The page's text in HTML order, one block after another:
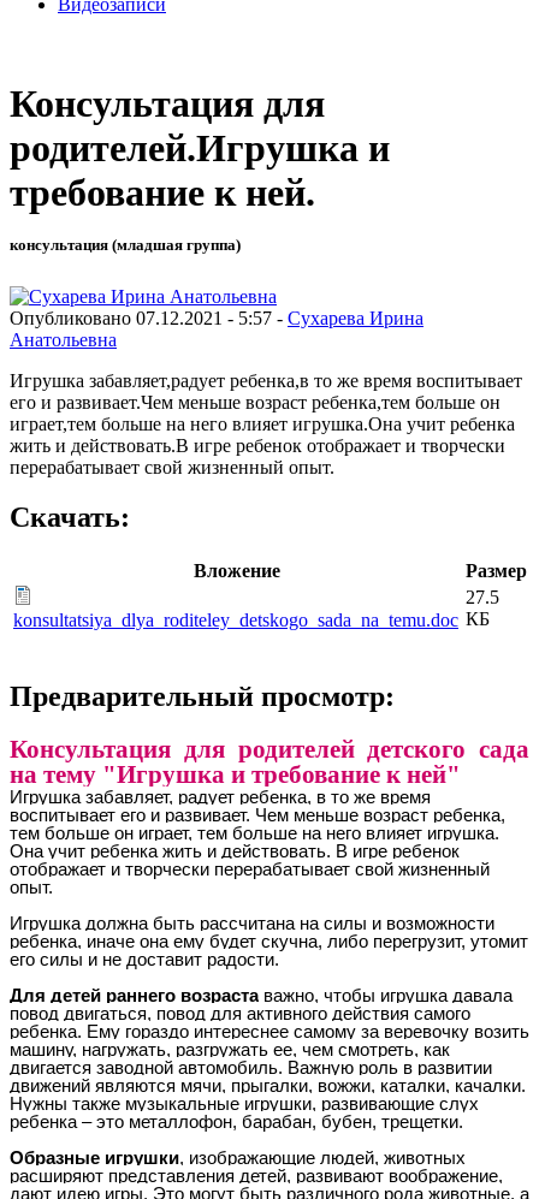
Консультация для
родителей.Игрушка и
требование к ней.
консультация (младшая группа)
Опубликовано 07.12.2021 - 5:57 - Сухарева Ирина
Анатольевна
Игрушка забавляет,радует ребенка,в то же время воспитывает
его и развивает.Чем меньше возраст ребенка,тем больше он
играет,тем больше на него влияет игрушка.Она учит ребенка
жить и действовать.В игре ребенок отображает и творчески
перерабатывает свой жизненный опыт.
Скачать:
Вложение Размер
konsultatsiya_dlya_roditeley_detskogo_sada_na_temu.doc
27.5
КБ
Предварительный просмотр:
Консультация для родителей детского сада
на тему "Игрушка и требование к ней"
Игрушка забавляет, радует ребенка, в то же время
воспитывает его и развивает. Чем меньше возраст ребенка,
тем больше он играет, тем больше на него влияет игрушка.
Она учит ребенка жить и действовать. В игре ребенок
отображает и творчески перерабатывает свой жизненный
опыт.
Игрушка должна быть рассчитана на силы и возможности
ребенка, иначе она ему будет скучна, либо перегрузит, утомит
его силы и не доставит радости.
Для детей раннего возраста важно, чтобы игрушка давала
повод двигаться, повод для активного действия самого
ребенка. Ему гораздо интереснее самому за веревочку возить
машину, нагружать, разгружать ее, чем смотреть, как
двигается заводной автомобиль. Важную роль в развитии
движений являются мячи, прыгалки, вожжи, каталки, качалки.
Нужны также музыкальные игрушки, развивающие слух
ребенка – это металлофон, барабан, бубен, трещетки.
Образные игрушки, изображающие людей, животных
расширяют представления детей, развивают воображение,
дают идею игры. Это могут быть различного рода животные, а